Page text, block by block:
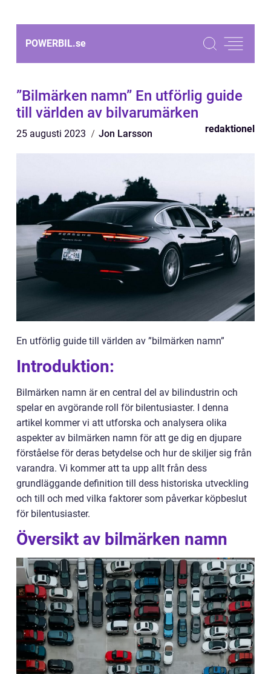
POWERBIL.se
”Bilmärken namn” En utförlig guide
till världen av bilvarumärken
25 augusti 2023 Jon Larsson redaktionel
En utförlig guide till världen av ”bilmärken namn”
Introduktion:
Bilmärken namn är en central del av bilindustrin och
spelar en avgörande roll för bilentusiaster. I denna
artikel kommer vi att utforska och analysera olika
aspekter av bilmärken namn för att ge dig en djupare
förståelse för deras betydelse och hur de skiljer sig från
varandra. Vi kommer att ta upp allt från dess
grundläggande definition till dess historiska utveckling
och till och med vilka faktorer som påverkar köpbeslut
för bilentusiaster.
Översikt av bilmärken namn